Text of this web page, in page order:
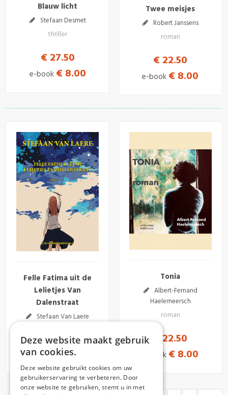
Blauw licht
Stefaan Desmet
thriller
€ 27.50
e-book € 8.00
Twee meisjes
Robert Janssens
roman
€ 22.50
e-book € 8.00
Felle Fatima uit de
Lelietjes Van
Dalenstraat
Stefaan Van Laere
€ 22.50
Tonia
Albert-Fernand
Haelemeersch
roman
€ 22.50
e-book € 8.00
Deze website maakt gebruik
van cookies.
Deze website gebruikt cookies om uw
gebruikerservaring te verbeteren. Door
onze website te gebruiken, stemt u in met